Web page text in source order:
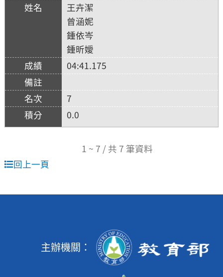
王卉潔
曾涵妮
鍾依岑
鍾昕嬡
04:41.175
7
0.0
1 ~ 7 / 共 7 筆資料
回上一頁
主辦機關：